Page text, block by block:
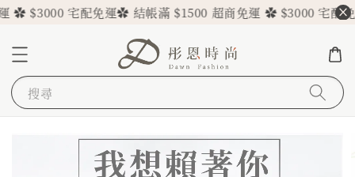
$3000 宅配免運✿ 結帳滿 $1500 超商免運 ✿ $3000 宅配免運
搜尋